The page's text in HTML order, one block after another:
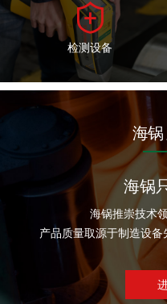

检测设备
海锅
海锅
海锅推崇技术
产品质量取源于制造设